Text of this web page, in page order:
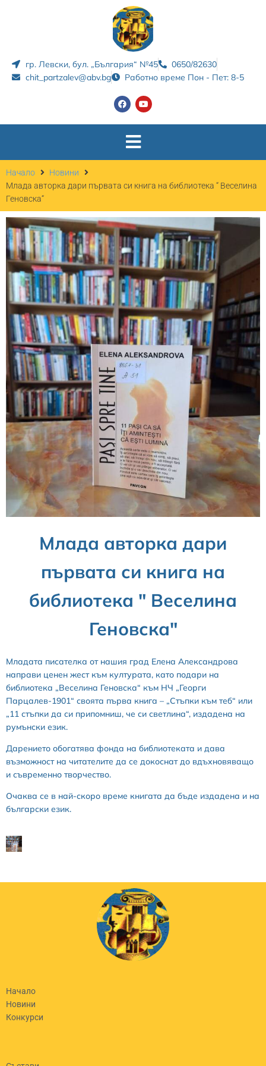
гр. Левски, бул. „България“ №45
0650/82630
chit_partzalev@abv.bg
Работно време Пон - Пет: 8-5
Начало
Новини
Млада авторка дари първата си книга на библиотека “ Веселина
Геновска“
Млада авторка дари
първата си книга на
библиотека " Веселина
Геновска"
Младата писателка от нашия град Елена Александрова
направи ценен жест към културата, като подари на
библиотека „Веселина Геновска“ към НЧ „Георги
Парцалев-1901“ своята първа книга – „Стъпки към теб“ или
„11 стъпки да си припомниш, че си светлина“, издадена на
румънски език.
Дарението обогатява фонда на библиотеката и дава
възможност на читателите да се докоснат до вдъхновяващо
и съвременно творчество.
Очаква се в най-скоро време книгата да бъде издадена и на
български език.
Начало
Новини
Конкурси